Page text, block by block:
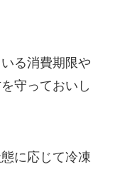
る消費期限や
守っておいし
に応じて冷凍